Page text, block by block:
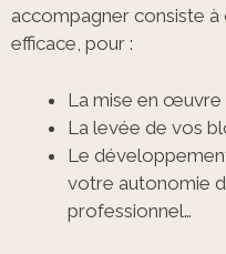
accompagner consiste
efficace, pour :
La mise en œuvre
La levée de vos
Le
votre autonomie
professionnel…